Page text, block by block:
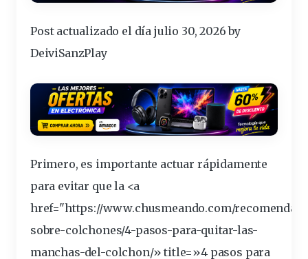
Post actualizado el día julio 30, 2026 by
DeiviSanzPlay
Primero, es importante actuar rápidamente
para evitar que la <a
href="https://www.chusmeando.com/
sobre-colchones/4-pasos-para-quitar-las-
manchas-del-colchon/» title=»4 pasos para